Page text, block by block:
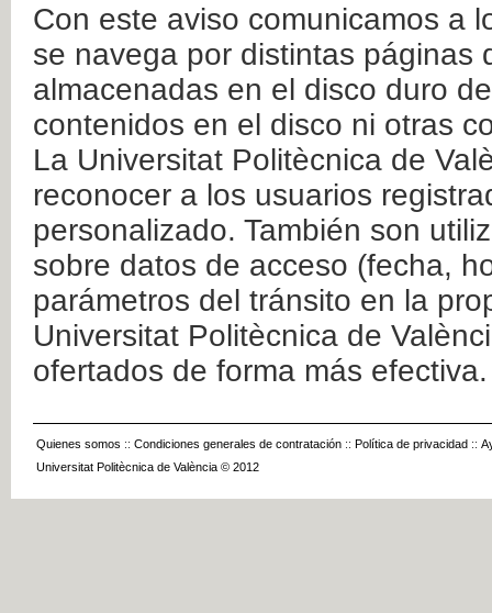
Con este aviso comunicamos a
se navega por distintas páginas
almacenadas en el disco duro
contenidos en el disco ni otras
La Universitat Politècnica de
reconocer a los usuarios
personalizado. También son
sobre datos de acceso (fecha,
parámetros del tránsito en la
Universitat Politècnica de
ofertados de forma más efectiva.
Quienes somos :: Condiciones generales de contratación :: Política de privacidad ::
Universitat Politècnica de València © 2012